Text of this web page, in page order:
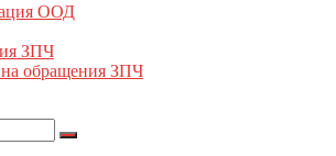
ООД
ЗПЧ
обращения ЗПЧ